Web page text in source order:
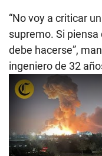
“No voy a criticar
supremo. Si
debe hacerse”,
ingeniero de 32